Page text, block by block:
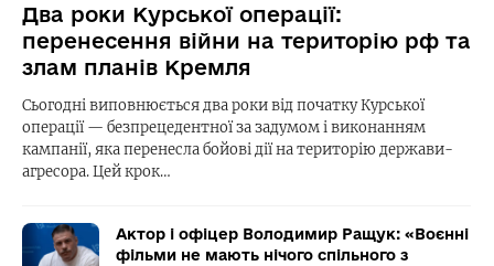
Два роки Курської операції:
перенесення війни на територію рф та
злам планів Кремля
Сьогодні виповнюється два роки від початку Курської
операції — безпрецедентної за задумом і виконанням
кампанії, яка перенесла бойові дії на територію держави-
агресора. Цей крок…
Актор і офіцер Володимир Ращук: «Воєнні
фільми не мають нічого спільного з